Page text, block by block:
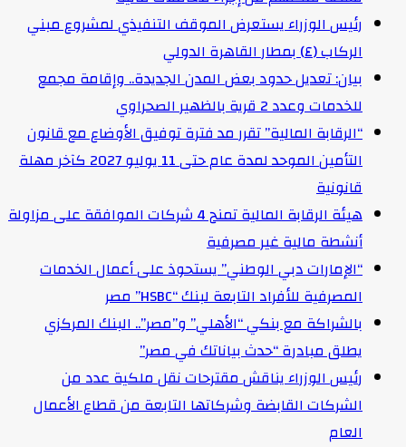
رئيس الوزراء يستعرض الموقف التنفيذي لمشروع مبني
الركاب (٤) بمطار القاهرة الدولي
بيان: تعديل حدود بعض المدن الجديدة.. وإقامة مجمع
للخدمات وعدد 2 قرية بالظهير الصحراوي
“الرقابة المالية” تقرر مد فترة توفيق الأوضاع مع قانون
التأمين الموحد لمدة عام حتى 11 يوليو 2027 كآخر مهلة
قانونية
هيئة الرقابة المالية تمنح 4 شركات الموافقة على مزاولة
أنشطة مالية غير مصرفية
“الإمارات دبي الوطني” يستحوذ على أعمال الخدمات
المصرفية للأفراد التابعة لبنك “HSBC” مصر
بالشراكة مع بنكي “الأهلي” و”مصر”.. البنك المركزي
يطلق مبادرة “حدث بياناتك في مصر”
رئيس الوزراء يناقش مقترحات نقل ملكية عدد من
الشركات القابضة وشركاتها التابعة من قطاع الأعمال
العام